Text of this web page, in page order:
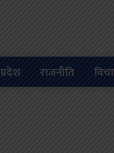
प्रदेश राजनीति